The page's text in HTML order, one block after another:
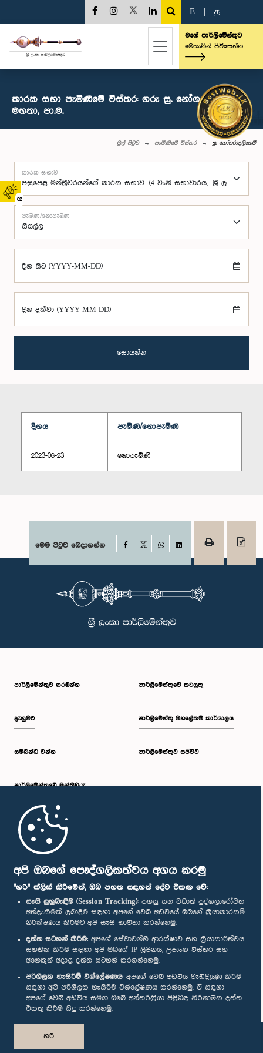
අපි ඔබගේ පෞද්ගලිකත්වය අගය කරමු
"හරි" ක්ලික් කිරීමෙන්, ඔබ පහත සඳහන් දේට එකඟ වේ:
සැසි ලුහුබැඳීම (Session Tracking): පහසු සහ වඩාත් පුද්ගලාරෝපිත
අත්දැකීමක් ලබාදීම සඳහා අපගේ වෙබ් අඩවියේ ඔබගේ ක්‍රියාකාරකම්
නිරීක්ෂණය කිරීමට අපි සැසි භාවිතා කරන්නෙමු.
දත්ත සටහන් කිරීම: අපගේ සේවාවන්හි ආරක්ෂාව සහ ක්‍රියාකාරීත්වය
සහතික කිරීම සඳහා අපි ඔබගේ IP ලිපිනය, උපාංග විස්තර සහ
අනෙකුත් අදාළ දත්ත සටහන් කරගන්නෙමු.
පරිශීලක හැසිරීම් විශ්ලේෂණය: අපගේ වෙබ් අඩවිය වැඩිදියුණු කිරීම
සඳහා අපි පරිශීලක හැසිරීම විශ්ලේෂණය කරන්නෙමු. ඒ සඳහා
අපගේ වෙබ් අඩවිය සමඟ ඔබේ අන්තර්ක්‍රියා පිළිබඳ නිර්නාමික දත්ත
එකතු කිරීම සිදු කරන්නෙමු.
හරි
02
E த
මගේ පාර්ලිමේන්තුව
මෙතැනින් පිවිසෙන්න
කාරක සභා පැමිණීමේ විස්තර: ගරු සු. නෝගරාදලිංගම්
මහතා, පා.ම.
මුල් පිටුව පැමිණීමේ විස්තර සු. නෝගරාදලිංගම්
කාරක සභාව
පැමිණි/නොපැමිණි
දින සිට (YYYY-MM-DD)
දින දක්වා (YYYY-MM-DD)
සොයන්න
දිනය පැමිණි/නොපැමිණි
2023-06-23 නොපැමිණි
මෙම පිටුව බෙදාගන්න Facebook
WhatsAppLinkedIn
පාර්ලි‌මේන්තුව නරඹන්න
දැනුමට
සම්බන්ධ වන්න
පාර්ලි‌මේන්තුවේ මන්ත්‍රීවරු
මුල් පිටුව
පාර්ලිමේන්තුවේ කටයුතු
පාර්ලිමේන්තු මහලේකම් කාර්යාලය
පාර්ලිමේන්තුව සජීවීව
පාර්ලිමේන්තු ජංගම යෙදුම
අප හා සම්බන්ධ වී සිටින්න :
සම්මාන
පෞද්ගලිකත්ව ප්‍රතිපත්තිය